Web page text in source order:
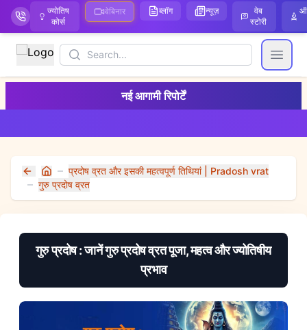
ज्योतिष
कोर्स
वेबिनार ब्लॉग न्यूज़
वेब
स्टोरी
Search
Open
नई आगामी रिपोर्टें
Home प्रदोष व्रत और इसकी महत्वपूर्ण तिथियां | Pradosh vrat
गुरु प्रदोष व्रत
गुरु प्रदोष : जानें गुरु प्रदोष व्रत पूजा, महत्व और ज्योतिषीय
प्रभाव